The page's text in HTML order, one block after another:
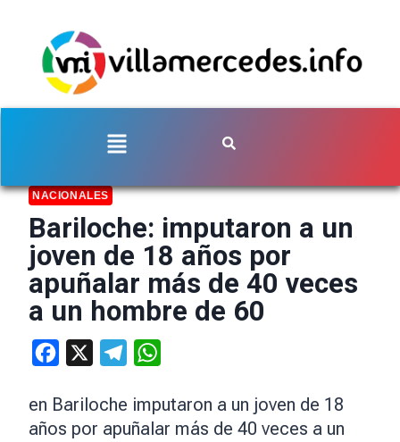
NACIONALES
Bariloche: imputaron a un
joven de 18 años por
apuñalar más de 40 veces
a un hombre de 60
Facebook Telegram
en Bariloche imputaron a un joven de 18
años por apuñalar más de 40 veces a un